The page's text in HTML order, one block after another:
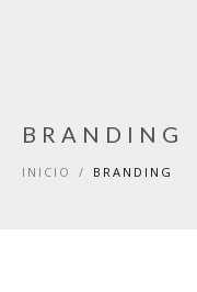
BRANDING
INICIO / BRANDING